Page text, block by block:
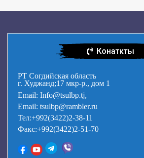
Конаткты
РТ Согдийская область
г. Худжанд;17 мкр-р., дом 1
Email: Info@tsulbp.tj,
Email: tsulbp@rambler.ru
Тел:+992(3422)2-38-11
Факс:+992(3422)2-51-70